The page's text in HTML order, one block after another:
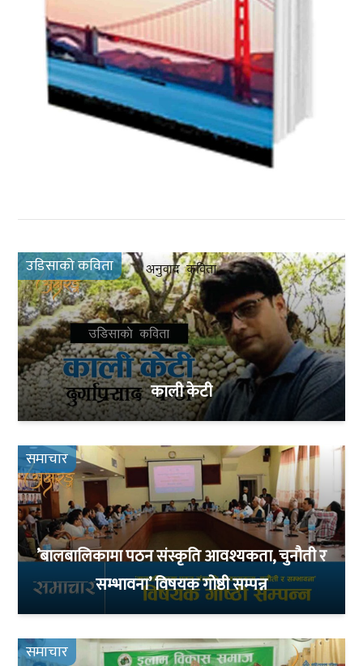
उडिसाको कविता
काली केटी
समाचार
’बालबालिकामा पठन संस्कृति आवश्यकता, चुनौती र
सम्भावना’ विषयक गोष्ठी सम्पन्न
समाचार